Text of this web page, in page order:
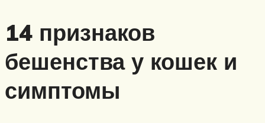
14 признаков
бешенства у кошек и
симптомы